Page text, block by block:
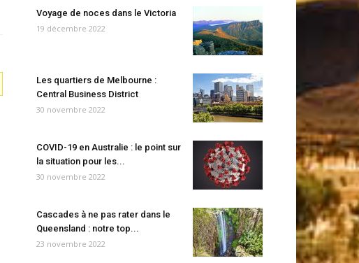
Voyage de noces dans le Victoria
19 décembre 2022
Les quartiers de Melbourne :
Central Business District
30 novembre 2022
COVID-19 en Australie : le point sur
la situation pour les...
30 novembre 2022
Cascades à ne pas rater dans le
Queensland : notre top...
23 novembre 2022